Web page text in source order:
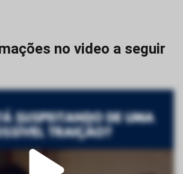
no video a seguir